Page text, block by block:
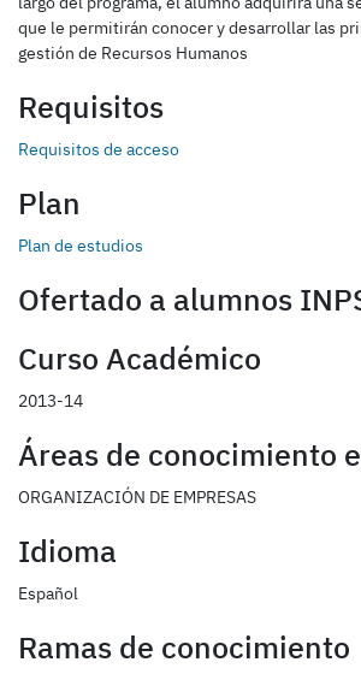
que le permitirán conocer y desarrollar las
gestión de Recursos Humanos
Requisitos
Requisitos de acceso
Plan
Plan de estudios
Ofertado a alumnos
Curso Académico
2013-14
Áreas de conocimiento
ORGANIZACIÓN DE EMPRESAS
Idioma
Español
Ramas de conocimiento